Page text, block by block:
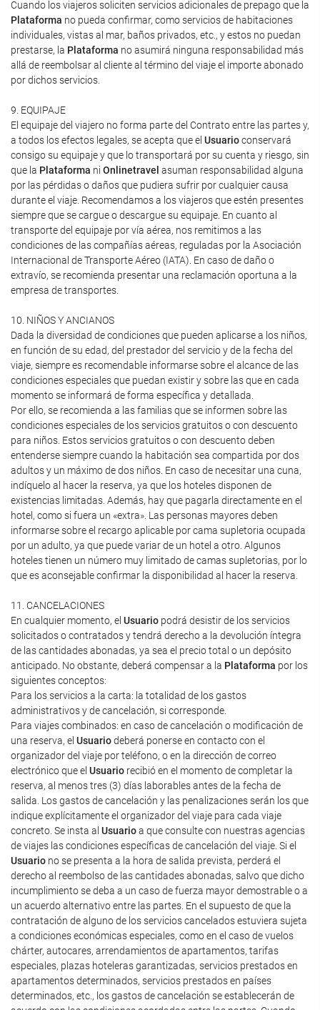
Cuando los viajeros soliciten servicios adicionales de prepago que la
Plataforma no pueda confirmar, como servicios de habitaciones
individuales, vistas al mar, baños privados, etc., y estos no puedan
prestarse, la Plataforma no asumirá ninguna responsabilidad más
allá de reembolsar al cliente al término del viaje el importe abonado
por dichos servicios.
9. EQUIPAJE
El equipaje del viajero no forma parte del Contrato entre las partes y,
a todos los efectos legales, se acepta que el Usuarioconservará
consigo su equipaje y que lo transportará por su cuenta y riesgo, sin
que la Plataforma ni Onlinetravel asuman responsabilidad alguna
por las pérdidas o daños que pudiera sufrir por cualquier causa
durante el viaje. Recomendamos a los viajeros que estén presentes
siempre que se cargue o descargue su equipaje. En cuanto al
transporte del equipaje por vía aérea, nos remitimos a las
condiciones de las compañías aéreas, reguladas por la Asociación
Internacional de Transporte Aéreo (IATA). En caso de daño o
extravío, se recomienda presentar una reclamación oportuna a la
empresa de transportes.
10. NIÑOS Y ANCIANOS
Dada la diversidad de condiciones que pueden aplicarse a los niños,
en función de su edad, del prestador del servicio y de la fecha del
viaje, siempre es recomendable informarse sobre el alcance de las
condiciones especiales que puedan existir y sobre las que en cada
momento se informará de forma específica y detallada.
Por ello, se recomienda a las familias que se informen sobre las
condiciones especiales de los servicios gratuitos o con descuento
para niños. Estos servicios gratuitos o con descuento deben
entenderse siempre cuando la habitación sea compartida por dos
adultos y un máximo de dos niños. En caso de necesitar una cuna,
indíquelo al hacer la reserva, ya que los hoteles disponen de
existencias limitadas. Además, hay que pagarla directamente en el
hotel, como si fuera un «extra». Las personas mayores deben
informarse sobre el recargo aplicable por cama supletoria ocupada
por un adulto, ya que puede variar de un hotel a otro. Algunos
hoteles tienen un número muy limitado de camas supletorias, por lo
que es aconsejable confirmar la disponibilidad al hacer la reserva.
11. CANCELACIONES
En cualquier momento, el Usuario podrá desistir de los servicios
solicitados o contratados y tendrá derecho a la devolución íntegra
de las cantidades abonadas, ya sea el precio total o un depósito
anticipado. No obstante, deberá compensar a la Plataforma por los
siguientes conceptos:
Para los servicios a la carta: la totalidad de los gastos
administrativos y de cancelación, si corresponde.
Para viajes combinados: en caso de cancelación o modificación de
una reserva, el Usuariodeberá ponerse en contacto con el
organizador del viaje por teléfono, o en la dirección de correo
electrónico que el Usuario recibió en el momento de completar la
reserva, al menos tres (3) días laborables antes de la fecha de
salida. Los gastos de cancelación y las penalizaciones serán los que
indique explícitamente el organizador del viaje para cada viaje
concreto. Se insta al Usuarioa que consulte con nuestras agencias
de viajes las condiciones específicas de cancelación del viaje. Si el
Usuario no se presenta a la hora de salida prevista, perderá el
derecho al reembolso de las cantidades abonadas, salvo que dicho
incumplimiento se deba a un caso de fuerza mayor demostrable o a
un acuerdo alternativo entre las partes. En el supuesto de que la
contratación de alguno de los servicios cancelados estuviera sujeta
a condiciones económicas especiales, como en el caso de vuelos
chárter, autocares, arrendamientos de apartamentos, tarifas
especiales, plazas hoteleras garantizadas, servicios prestados en
apartamentos determinados, servicios prestados en países
determinados, etc., los gastos de cancelación se establecerán de